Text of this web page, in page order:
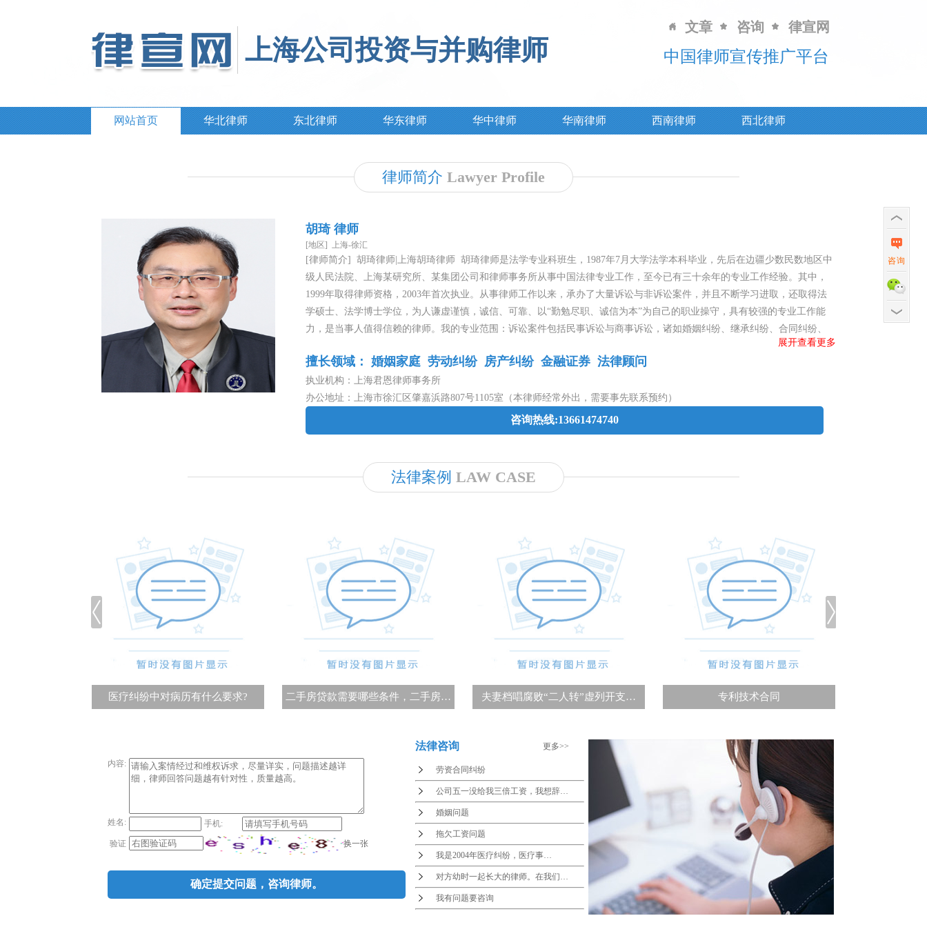
上海公司投资与并购律师
律宣网
咨询
文章
中国律师宣传推广平台
网站首页 华北律师 东北律师 华东律师 华中律师 华南律师 西南律师 西北律师
律师简介 Lawyer Profile
胡琦 律师
[地区] 上海-徐汇
[律师简介] 胡琦律师|上海胡琦律师 胡琦律师是法学专业科班生，1987年7月大学法学本科毕业，先后在边疆少数民数地区中
级人民法院、上海某研究所、某集团公司和律师事务所从事中国法律专业工作，至今已有三十余年的专业工作经验。其中，
1999年取得律师资格，2003年首次执业。从事律师工作以来，承办了大量诉讼与非诉讼案件，并且不断学习进取，还取得法
学硕士、法学博士学位，为人谦虚谨慎，诚信、可靠、以“勤勉尽职、诚信为本”为自己的职业操守，具有较强的专业工作能
力，是当事人值得信赖的律师。我的专业范围：诉讼案件包括民事诉讼与商事诉讼，诸如婚姻纠纷、继承纠纷、合同纠纷、
侵权纠纷，工伤纠纷，劳动纠纷，交通事故纠纷，房屋租赁、买卖、拆迁纠纷，知识产权纠纷，劳动诉讼；仲裁案件包括：
劳动仲裁、经济仲裁；非诉讼案件包括：常年法律顾问，公司投资与并购，合同审查，股权激励，劳动人事等。并且，以全
国新三板律师法律业务、私募股权投资基金律师法律业务为自己的专业主攻方向。
展开查看更多
擅长领域： 婚姻家庭 劳动纠纷 房产纠纷 金融证券 法律顾问
执业机构：上海君恩律师事务所
办公地址：上海市徐汇区肇嘉浜路807号1105室（本律师经常外出，需要事先联系预约）
咨询热线:13661474740
法律案例 LAW CASE
医疗纠纷中对病历有什么要求? 二手房贷款需要哪些条件，二手房… 夫妻档唱腐败“二人转”虚列开支… 专利技术合同
内容:
姓名: 手机:
验证 换一张
法律咨询 更多>>
劳资合同纠纷
公司五一没给我三倍工资，我想辞…
婚姻问题
拖欠工资问题
我是2004年医疗纠纷，医疗事…
对方幼时一起长大的律师。在我们…
我有问题要咨询
咨询